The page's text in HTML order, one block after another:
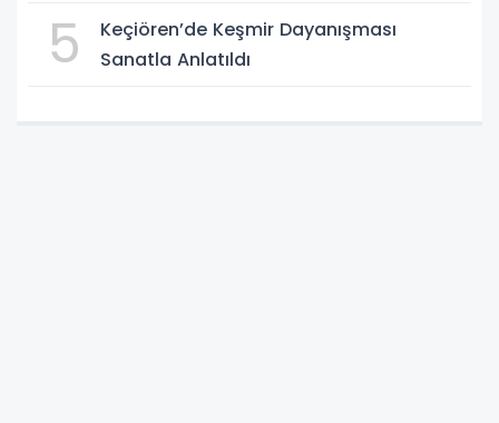
5
Keçiören’de Keşmir Dayanışması
Sanatla Anlatıldı